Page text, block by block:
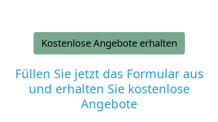
Kostenlose Angebote erhalten
Füllen Sie jetzt das Formular aus
und erhalten Sie kostenlose
Angebote